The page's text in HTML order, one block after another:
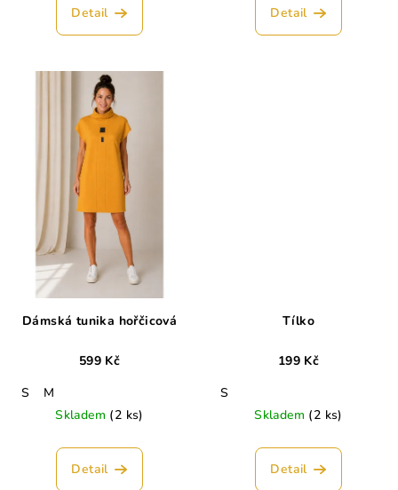
Detail Detail
Dámská tunika hořčicová
599 Kč
S
M
Skladem (2 ks)
Detail
Tílko
199 Kč
S
Skladem (2 ks)
Detail